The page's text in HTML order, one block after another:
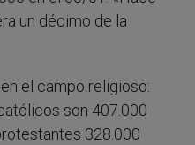
un décimo de la
el campo religioso:
son 407.000
328.000